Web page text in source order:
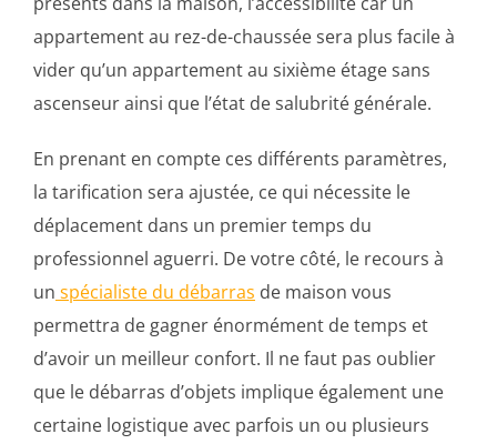
appartement au rez-de-chaussée sera plus facile à
vider qu’un appartement au sixième étage sans
ascenseur ainsi que l’état de salubrité générale.
En prenant en compte ces différents paramètres,
la tarification sera ajustée, ce qui nécessite le
déplacement dans un premier temps du
professionnel aguerri. De votre côté, le recours à
un spécialiste du débarras de maison vous
permettra de gagner énormément de temps et
d’avoir un meilleur confort. Il ne faut pas oublier
que le débarras d’objets implique également une
certaine logistique avec parfois un ou plusieurs